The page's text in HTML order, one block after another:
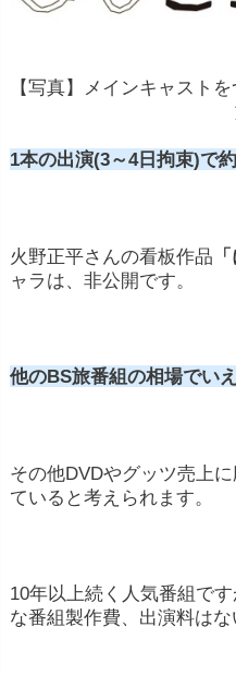
【写真】メインキャスト
1本の出演(3～4日拘束)で
火野正平さんの看板作品
ャラは、非公開です。
他のBS旅番組の相場でい
その他DVDやグッツ売上
ていると考えられます。
10年以上続く人気番組で
な番組製作費、出演料はな